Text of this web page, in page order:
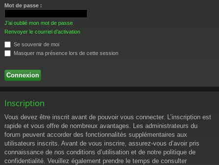
Mot de passe :
J’ai oublié mon mot de passe
Renvoyer le courriel d’activation
Se souvenir de moi
Masquer ma présence lors de cette session
Inscription
Vous devez être inscrit avant de pouvoir vous connecter. L’inscription est
rapide et vous offre de nombreux avantages. Les administrateurs du
forum peuvent accorder des fonctionnalités supplémentaires aux
utilisateurs inscrits. Avant de vous inscrire, assurez-vous d’avoir pris
connaissance de nos conditions d’utilisation et de notre politique de
confidentialité. Veuillez également prendre le temps de consulter